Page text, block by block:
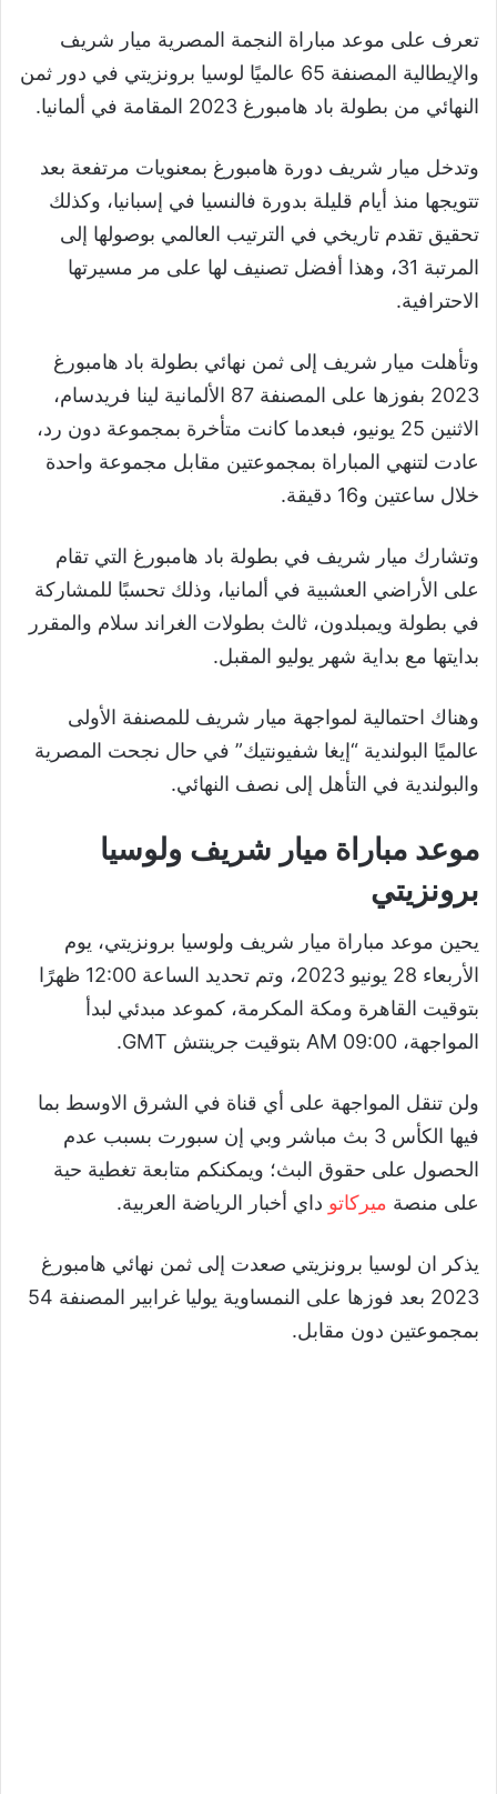
تعرف على موعد مباراة النجمة المصرية ميار شريف
والإيطالية المصنفة 65 عالميًا لوسيا برونزيتي في دور ثمن
النهائي من بطولة باد هامبورغ 2023 المقامة في ألمانيا.
وتدخل ميار شريف دورة هامبورغ بمعنويات مرتفعة بعد
تتويجها منذ أيام قليلة بدورة فالنسيا في إسبانيا، وكذلك
تحقيق تقدم تاريخي في الترتيب العالمي بوصولها إلى
المرتبة 31، وهذا أفضل تصنيف لها على مر مسيرتها
الاحترافية.
وتأهلت ميار شريف إلى ثمن نهائي بطولة باد هامبورغ
2023 بفوزها على المصنفة 87 الألمانية لينا فريدسام،
الاثنين 25 يونيو، فبعدما كانت متأخرة بمجموعة دون رد،
عادت لتنهي المباراة بمجموعتين مقابل مجموعة واحدة
خلال ساعتين و16 دقيقة.
وتشارك ميار شريف في بطولة باد هامبورغ التي تقام
على الأراضي العشبية في ألمانيا، وذلك تحسبًا للمشاركة
في بطولة ويمبلدون، ثالث بطولات الغراند سلام والمقرر
بدايتها مع بداية شهر يوليو المقبل.
وهناك احتمالية لمواجهة ميار شريف للمصنفة الأولى
عالميًا البولندية “إيغا شفيونتيك” في حال نجحت المصرية
والبولندية في التأهل إلى نصف النهائي.
موعد مباراة ميار شريف ولوسيا
برونزيتي
يحين موعد مباراة ميار شريف ولوسيا برونزيتي، يوم
الأربعاء 28 يونيو 2023، وتم تحديد الساعة 12:00 ظهرًا
بتوقيت القاهرة ومكة المكرمة، كموعد مبدئي لبدأ
المواجهة، 09:00 AM بتوقيت جرينتش GMT.
ولن تنقل المواجهة على أي قناة في الشرق الاوسط بما
فيها الكأس 3 بث مباشر وبي إن سبورت بسبب عدم
الحصول على حقوق البث؛ ويمكنكم متابعة تغطية حية
على منصة ميركاتو داي أخبار الرياضة العربية.
يذكر ان لوسيا برونزيتي صعدت إلى ثمن نهائي هامبورغ
2023 بعد فوزها على النمساوية يوليا غرابير المصنفة 54
بمجموعتين دون مقابل.